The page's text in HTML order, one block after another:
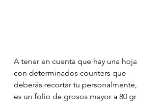
A tener en cuenta que hay una hoja
con determinados counters que
deberás recortar tu personalmente,
es un folio de grosos mayor a 80 gr